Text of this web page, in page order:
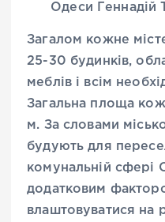
Одеси Геннадій
Загалом кожне
25-30 будинків,
меблів і всім
Загальна площа
м. За словами
будують для
комунальній сфері
додатковим
влаштовуватися на